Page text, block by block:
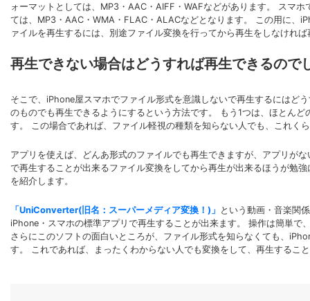
ォーマットとしては、MP3・AAC・AIFF・WAFなどがあります。 スマ
ては、MP3・AAC・WMA・FLAC・ALACなどとなります。 この用に、
ァイルを再生するには、別途ファイル変換を行ってから再生をしなけれ
再生できない場合はどうすれば再生できるので
そこで、iPhone屋スマホでファイル形式を意識しないで再生するにはど
のものでも再生できるようにするという方法です。 もう1つは、ほとん
す。 この場合であれば、ファイル軽視の種類を知らない人でも、これく
アプリを使えば、どんあ形式のファイルでも再生できますが、アプリが
で再生することが出来るファイル変換をしてから再生が出来るほうが勉
を紹介します。
「UniConverter(旧名：スーパーメディア変換！)」 という動画・音楽関
iPhone・スマホの標準アプリで再生することが出来ます。 操作は簡単
さらにこのソフトの面白いところが、ファイル形式を知らなくても、
す。 これであれば、まったくわからない人でも変換をして、再生するこ